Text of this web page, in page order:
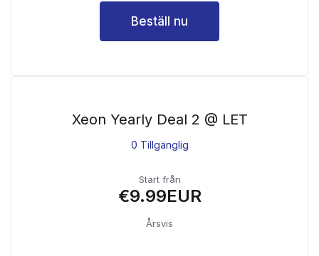
Beställ nu
Xeon Yearly Deal 2 @ LET
0 Tillgänglig
Start från
€9.99EUR
Årsvis